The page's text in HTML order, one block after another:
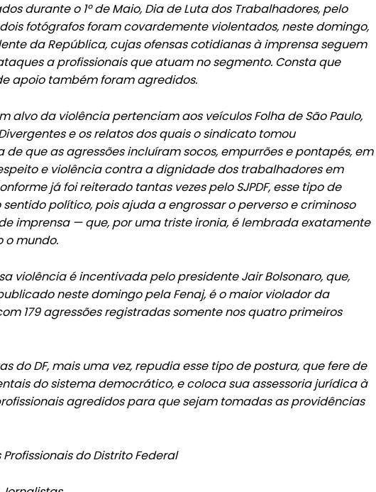
durante o 1º de Maio, Dia de Luta dos Trabalhadores, pelo
fotógrafos foram covardemente violentados, neste domingo,
da República, cujas ofensas cotidianas à imprensa seguem
a profissionais que atuam no segmento. Consta que
apoio também foram agredidos.
alvo da violência pertenciam aos veículos Folha de São Paulo,
e os relatos dos quais o sindicato tomou
que as agressões incluíram socos, empurrões e pontapés, em
e violência contra a dignidade dos trabalhadores em
já foi reiterado tantas vezes pelo SJPDF, esse tipo de
político, pois ajuda a engrossar o perverso e criminoso
imprensa — que, por uma triste ironia, é lembrada exatamente
o mundo.
violência é incentivada pelo presidente Jair Bolsonaro, que,
neste domingo pela Fenaj, é o maior violador da
179 agressões registradas somente nos quatro primeiros
do DF, mais uma vez, repudia esse tipo de postura, que fere de
do sistema democrático, e coloca sua assessoria jurídica à
agredidos para que sejam tomadas as providências
do Distrito Federal